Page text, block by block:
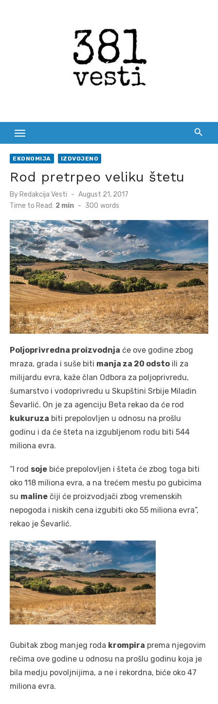
EKONOMIJA IZDVOJENO
Rod pretrpeo veliku štetu
By Redakcija Vesti
Posted
August 21, 2017
Time to Read: 2 min - 300 words
Poljoprivredna proizvodnja će ove godine zbog
mraza, grada i suše biti manja za 20 odsto ili za
milijardu evra, kaže član Odbora za poljoprivredu,
šumarstvo i vodoprivredu u Skupštini Srbije Miladin
Ševarlić. On je za agenciju Beta rekao da će rod
kukuruza biti prepolovljen u odnosu na prošlu
godinu i da će šteta na izgubljenom rodu biti 544
miliona evra.
“I rod soje biće prepolovljen i šteta će zbog toga biti
oko 118 miliona evra, a na trećem mestu po gubicima
su maline čiji će proizvodjači zbog vremenskih
nepogoda i niskih cena izgubiti oko 55 miliona evra”,
rekao je Ševarlić.
Gubitak zbog manjeg roda krompira prema njegovim
rečima ove godine u odnosu na prošlu godinu koja je
bila medju povoljnijima, a ne i rekordna, biće oko 47
miliona evra.